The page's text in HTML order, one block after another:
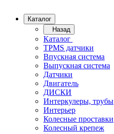
Каталог
Назад
Каталог
TPMS датчики
Впускная система
Выпускная система
Датчики
Двигатель
ДИСКИ
Интеркулеры, трубы
Интерьер
Колесные проставки
Колесный крепеж